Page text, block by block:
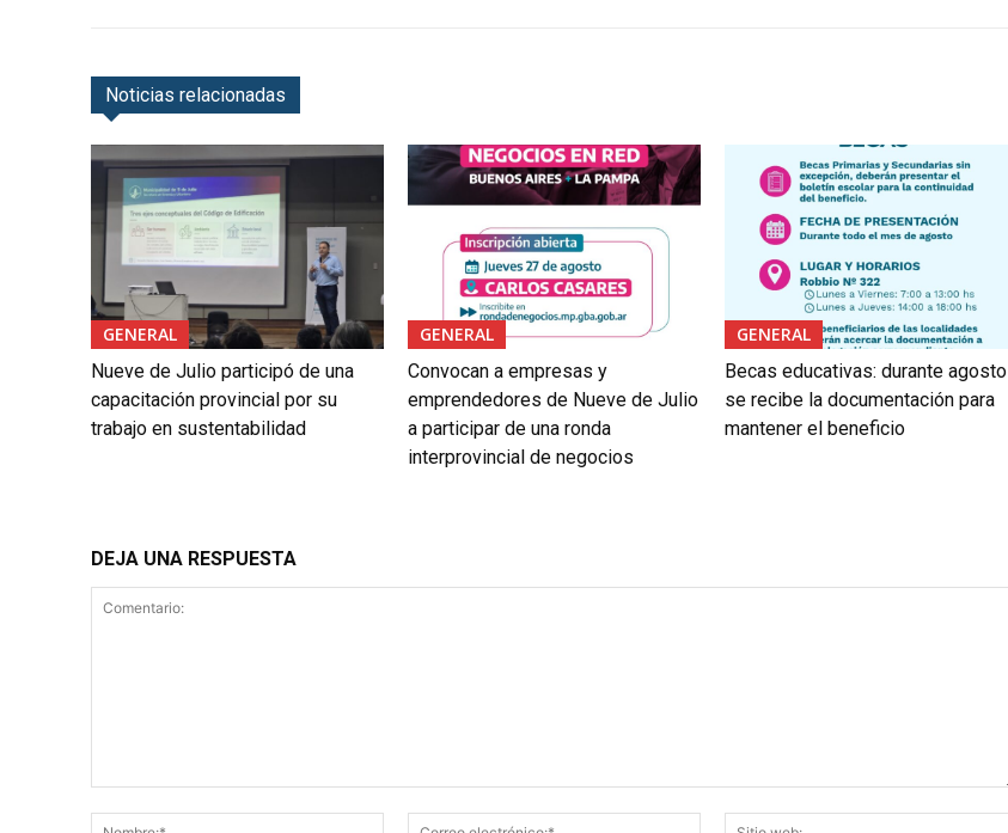
Noticias relacionadas
GENERAL
Nueve de Julio participó de una
capacitación provincial por su
trabajo en sustentabilidad
GENERAL
Convocan a empresas y
emprendedores de Nueve de Julio
a participar de una ronda
interprovincial de negocios
GENERAL
Becas educativas: durante agosto
se recibe la documentación para
mantener el beneficio
DEJA UNA RESPUESTA
Nombre:*
Correo